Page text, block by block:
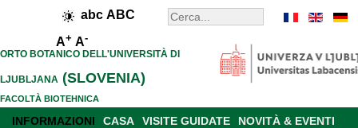
abc ABC
A+ A-
ORTO BOTANICO DELL'UNIVERSITÀ DI
LJUBLJANA (SLOVENIA)
FACOLTÀ BIOTEHNICA
INFORMAZIONI CASA VISITE GUIDATE
NOVITÀ & EVENTI